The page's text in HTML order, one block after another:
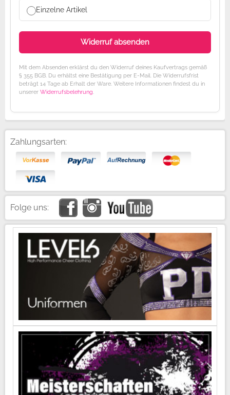
Einzelne Artikel
Widerruf absenden
Mit dem Absenden erklärst du den Widerruf deines Kaufvertrags gemäß
§ 355 BGB. Du erhältst eine Bestätigung per E-Mail. Die Widerrufsfrist
beträgt 14 Tage ab Erhalt der Ware. Weitere Informationen findest du in
unserer Widerrufsbelehrung.
Zahlungsarten:
Folge uns: